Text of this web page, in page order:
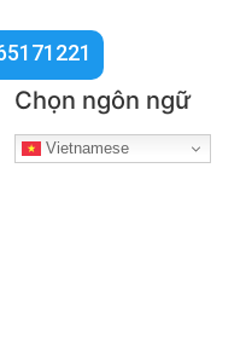
Chọn ngôn ngữ
Vietnamese